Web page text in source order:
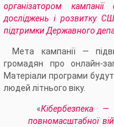
організатором
досліджень і розвитку
підтримки Державного
Мета кампанії —
громадян про онлайн-
Матеріали програми
людей літнього віку.
«Кібербезпека
повномасштабної